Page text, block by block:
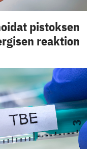
pistoksen
reaktion